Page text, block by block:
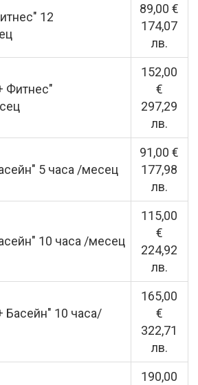
12
89,00 €
174,07
лв.
Фитнес"
152,00
€
297,29
лв.
5 часа /месец
91,00 €
177,98
лв.
10 часа /месец
115,00
€
224,92
лв.
Басейн" 10 часа/
165,00
€
322,71
лв.
190,00